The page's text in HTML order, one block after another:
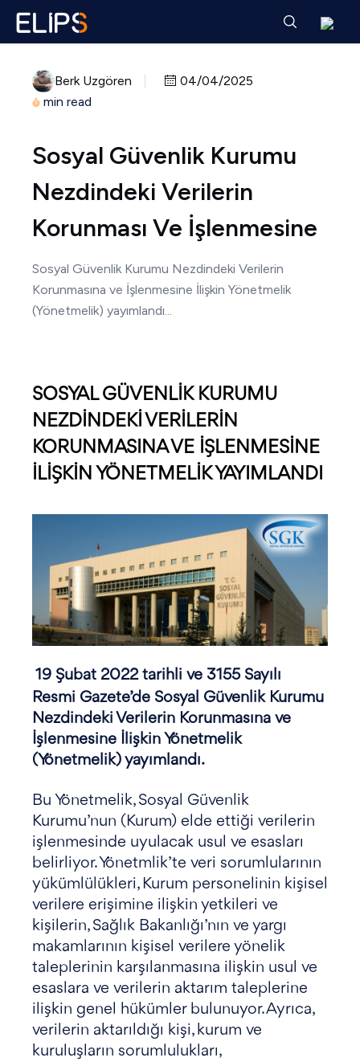
Berk Uzgören
04/04/2025
min read
Sosyal Güvenlik Kurumu
Nezdindeki Verilerin
Korunması Ve İşlenmesine
Sosyal Güvenlik Kurumu Nezdindeki Verilerin
Korunmasına ve İşlenmesine İlişkin Yönetmelik
(Yönetmelik) yayımlandı...
SOSYAL GÜVENLİK KURUMU
NEZDİNDEKİ VERİLERİN
KORUNMASINA VE İŞLENMESİNE
İLİŞKİN YÖNETMELİK YAYIMLANDI
19 Şubat 2022 tarihli ve 3155 Sayılı
Resmi Gazete’de Sosyal Güvenlik Kurumu
Nezdindeki Verilerin Korunmasına ve
İşlenmesine İlişkin Yönetmelik
(Yönetmelik) yayımlandı.
Bu Yönetmelik, Sosyal Güvenlik
Kurumu’nun (Kurum) elde ettiği verilerin
işlenmesinde uyulacak usul ve esasları
belirliyor. Yönetmlik’te veri sorumlularının
yükümlülükleri, Kurum personelinin kişisel
verilere erişimine ilişkin yetkileri ve
kişilerin, Sağlık Bakanlığı’nın ve yargı
makamlarının kişisel verilere yönelik
taleplerinin karşılanmasına ilişkin usul ve
esaslara ve verilerin aktarım taleplerine
ilişkin genel hükümler bulunuyor. Ayrıca,
verilerin aktarıldığı kişi, kurum ve
kuruluşların sorumlulukları,